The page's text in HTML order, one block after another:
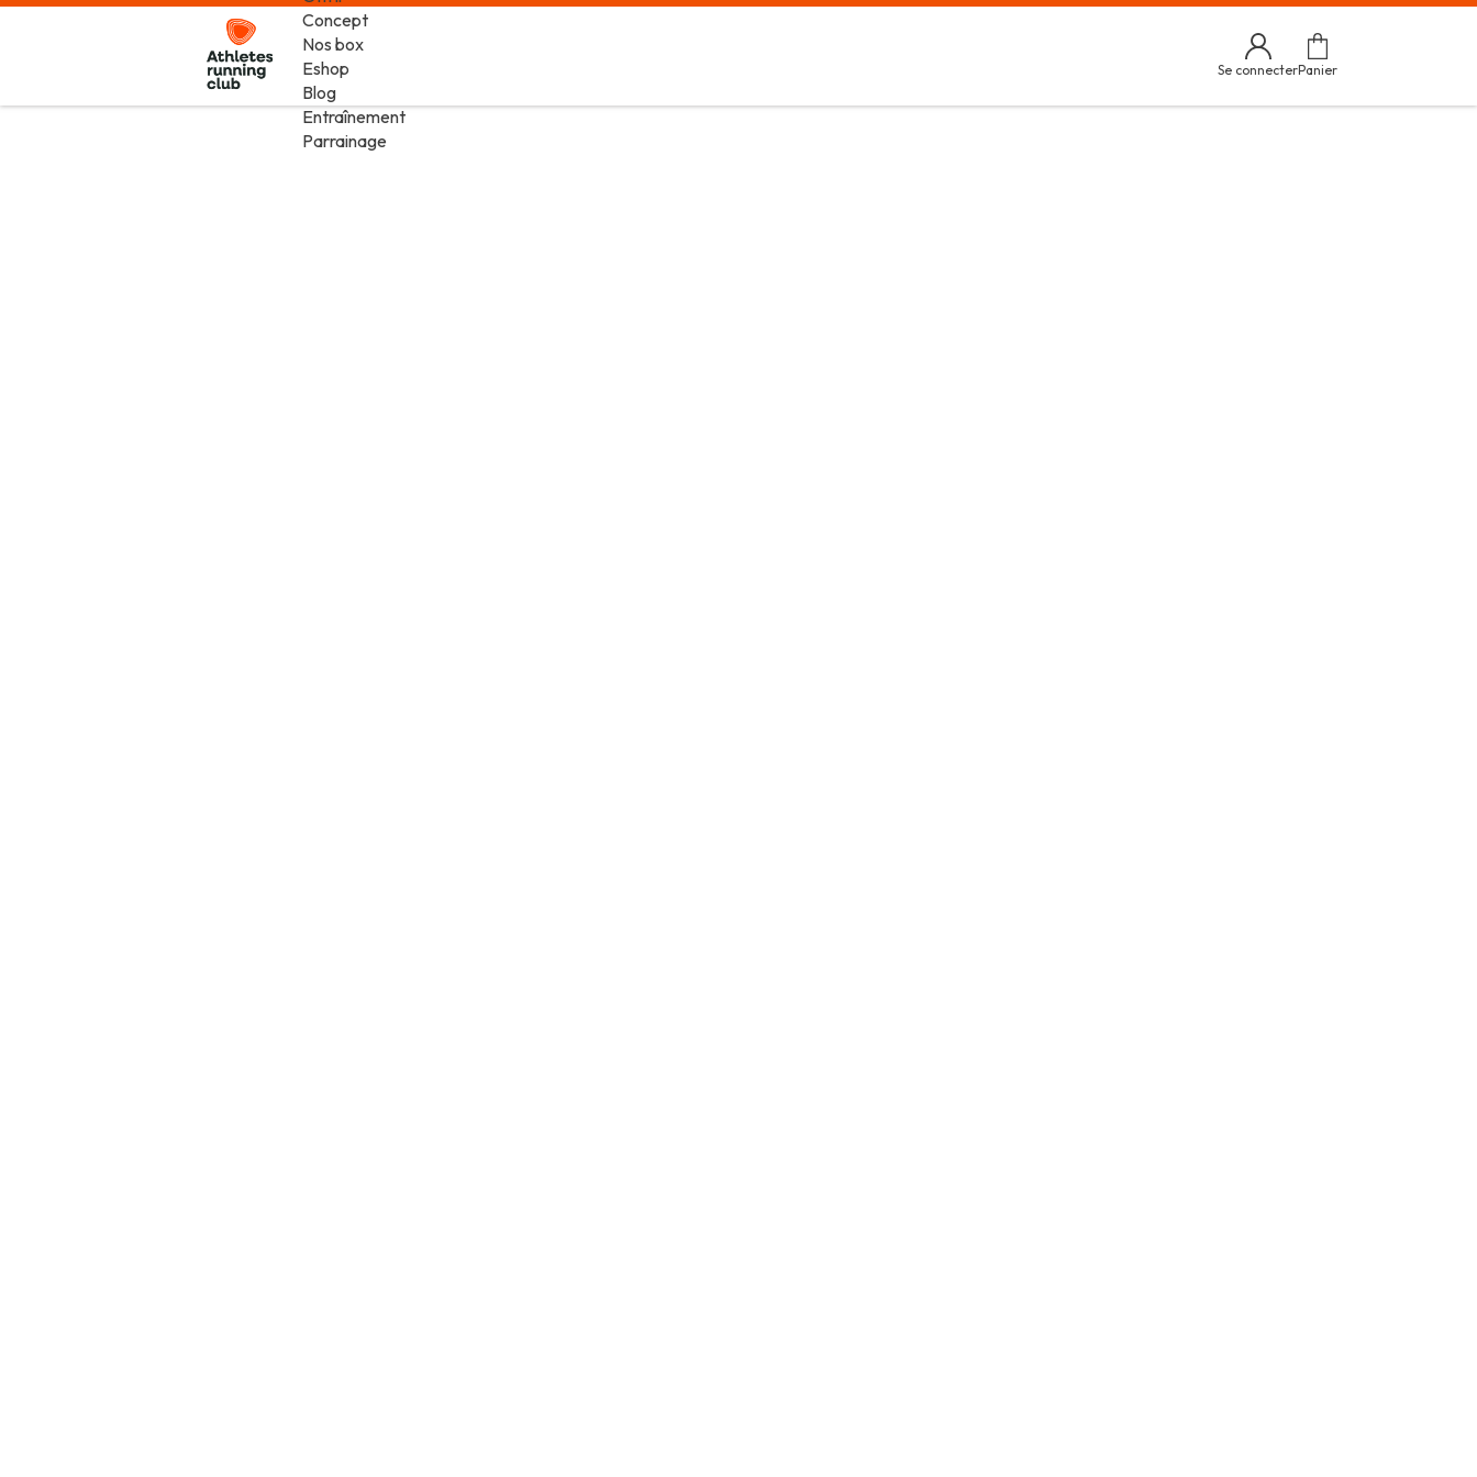
Concept
Nos box
Eshop
Blog
Entraînement
Parrainage
Se connecterPanier